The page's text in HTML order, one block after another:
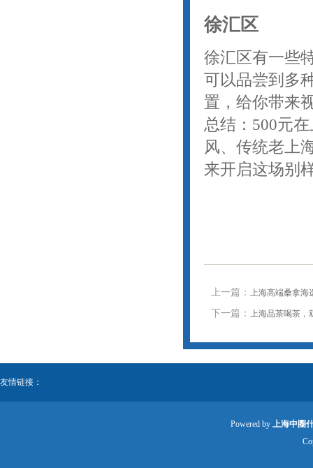
徐汇区
徐汇区有一些
可以品尝到多
置，给你带来
总结：500元
风、传统老上
来开启这场别
上一篇： 上海高端桑拿海
下一篇： 上海品茶喝茶，
友情链接：
Powered by 上海中圈